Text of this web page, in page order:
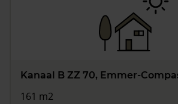
Kanaal B ZZ 70, Emmer-
161 m2